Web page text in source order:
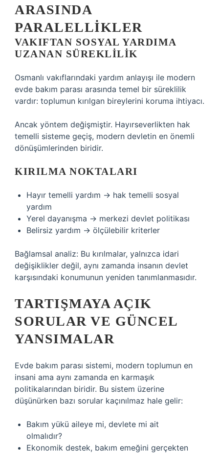
ARASINDA
PARALELLIKLER
VAKIFTAN SOSYAL YARDIMA
UZANAN SÜREKLILIK
Osmanlı vakıflarındaki yardım anlayışı ile modern
evde bakım parası arasında temel bir süreklilik
vardır: toplumun kırılgan bireylerini koruma ihtiyacı.
Ancak yöntem değişmiştir. Hayırseverlikten hak
temelli sisteme geçiş, modern devletin en önemli
dönüşümlerinden biridir.
KIRILMA NOKTALARI
Hayır temelli yardım → hak temelli sosyal
yardım
Yerel dayanışma → merkezi devlet politikası
Belirsiz yardım → ölçülebilir kriterler
Bağlamsal analiz: Bu kırılmalar, yalnızca idari
değişiklikler değil, aynı zamanda insanın devlet
karşısındaki konumunun yeniden tanımlanmasıdır.
TARTIŞMAYA AÇIK
SORULAR VE GÜNCEL
YANSIMALAR
Evde bakım parası sistemi, modern toplumun en
insani ama aynı zamanda en karmaşık
politikalarından biridir. Bu sistem üzerine
düşünürken bazı sorular kaçınılmaz hale gelir:
Bakım yükü aileye mi, devlete mi ait
olmalıdır?
Ekonomik destek, bakım emeğini gerçekten